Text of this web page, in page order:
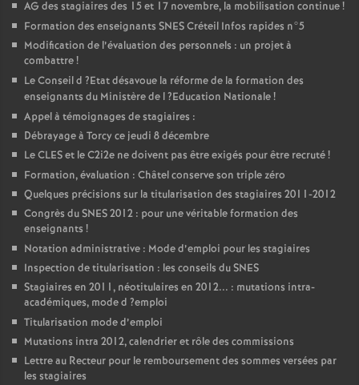
AG des stagiaires des 15 et 17 novembre, la mobilisation continue!
Formation des enseignants SNESCréteil Infos rapides n°5
Modification de l’évaluation des personnels : un projet à
combattre!
Le Conseil d ?Etat désavoue la réforme de la formation des
enseignants du Ministère de l?Education Nationale!
Appel à témoignages de stagiaires :
Débrayage à Torcy ce jeudi 8 décembre
LeCLESet le C2i2e ne doivent pas être exigés pour être recruté!
Formation, évaluation : Châtel conserve son triple zéro
Quelques précisions sur la titularisation des stagiaires 2011-2012
Congrès duSNES2012 : pour une véritable formation des
enseignants !
Notation administrative : Mode d’emploi pour les stagiaires
Inspection de titularisation : les conseils duSNES
Stagiaires en 2011, néotitulaires en 2012... : mutations intra-
académiques, mode d ?emploi
Titularisation mode d’emploi
Mutations intra 2012, calendrier et rôle des commissions
Lettre au Recteur pour le remboursement des sommes versées par
les stagiaires